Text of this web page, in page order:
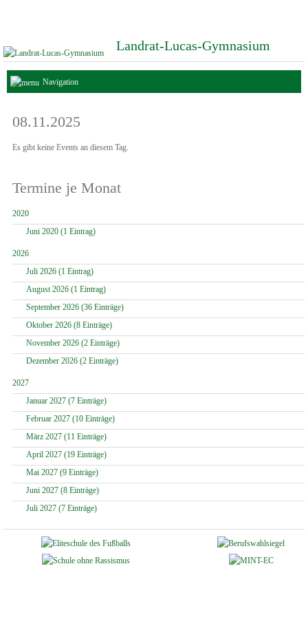
Landrat-Lucas-Gymnasium
Navigation
08.11.2025
Es gibt keine Events an diesem Tag.
Termine je Monat
2020
Juni 2020 (1 Eintrag)
2026
Juli 2026 (1 Eintrag)
August 2026 (1 Eintrag)
September 2026 (36 Einträge)
Oktober 2026 (8 Einträge)
November 2026 (2 Einträge)
Dezember 2026 (2 Einträge)
2027
Januar 2027 (7 Einträge)
Februar 2027 (10 Einträge)
März 2027 (11 Einträge)
April 2027 (19 Einträge)
Mai 2027 (9 Einträge)
Juni 2027 (8 Einträge)
Juli 2027 (7 Einträge)